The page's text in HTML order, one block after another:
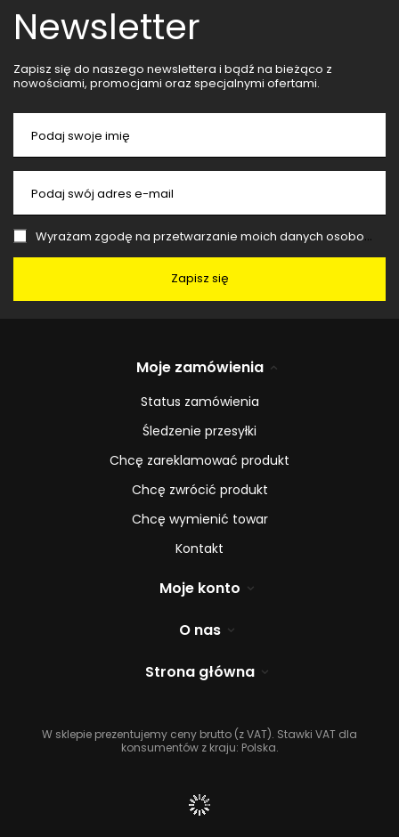
Newsletter
Zapisz się do naszego newslettera i bądź na bieżąco z
nowościami, promocjami oraz specjalnymi ofertami.
Podaj swoje imię
Podaj swój adres e-mail
Wyrażam zgodę na przetwarzanie moich danych osobowych (adres e-mail) na potrzeby wysyłki newslettera z informacją handlową (marketing). Więcej w
Zapisz się
Moje zamówienia
Status zamówienia
Śledzenie przesyłki
Chcę zareklamować produkt
Chcę zwrócić produkt
Chcę wymienić towar
Kontakt
Moje konto
O nas
Strona główna
W sklepie prezentujemy ceny brutto (z VAT). Stawki VAT dla
konsumentów z kraju: Polska.